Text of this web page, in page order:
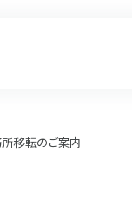
移転のご案内